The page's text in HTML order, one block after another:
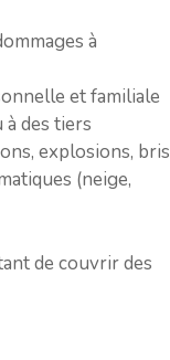
à
et familiale
des tiers
explosions, bris
(neige,
de couvrir des